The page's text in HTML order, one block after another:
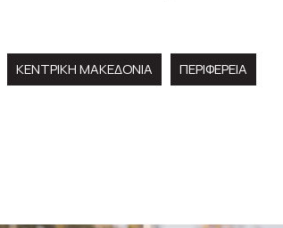
ΚΕΝΤΡΙΚΉ ΜΑΚΕΔΟΝΊΑ ΠΕΡΙΦΈΡΕΙΑ